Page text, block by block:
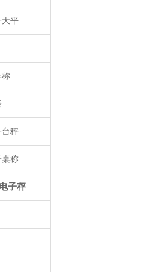
天平
称
台秤
桌称
子秤